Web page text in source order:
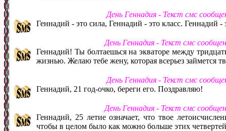
День Геннадия - Текст смс
Геннадий - это сила, Геннадий - это класс. Геннадий -
День Геннадия - Текст смс
Геннадий! Ты болтаешься на экваторе между
жизнью. Желаю тебе жену, которая всерьез займется
День Геннадия - Текст смс
Геннадий, 21 год-очко, береги его. Поздравляю!
День Геннадия - Текст смс
Геннадий, 25 летие означает, что твое
чтобы в целом было как можно больше этих